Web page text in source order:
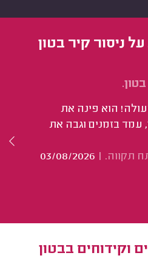
ניסור קיר בטון
הוא פינה את
בזמנים וגבה את
תקווה.
03/08/2026
וקידוחים בבטון